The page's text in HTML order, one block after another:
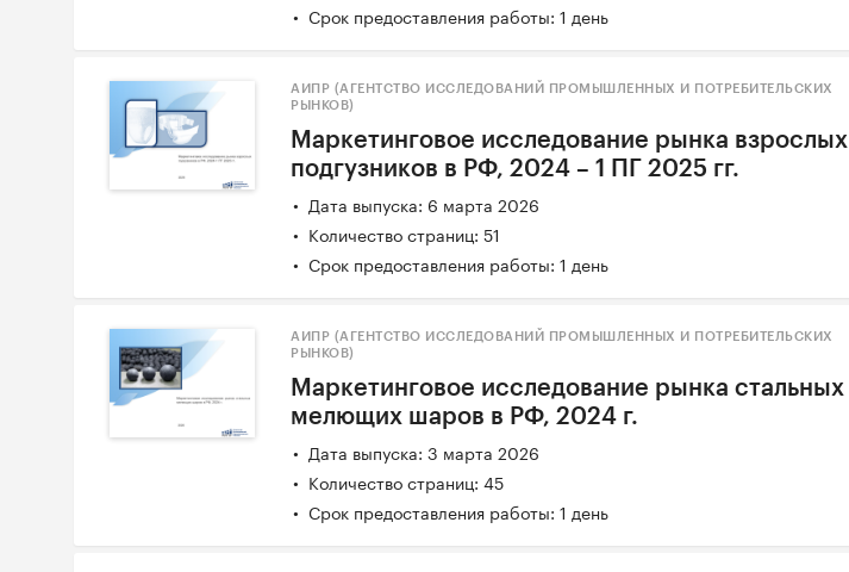
Срок предоставления работы: 1 день
АИПР (АГЕНТСТВО ИССЛЕДОВАНИЙ ПРОМЫШЛЕННЫХ И ПОТРЕБИТЕЛЬСКИХ
РЫНКОВ)
Маркетинговое исследование рынка взрослых
подгузников в РФ, 2024 – 1 ПГ 2025 гг.
Дата выпуска: 6 марта 2026
Количество страниц: 51
Срок предоставления работы: 1 день
АИПР (АГЕНТСТВО ИССЛЕДОВАНИЙ ПРОМЫШЛЕННЫХ И ПОТРЕБИТЕЛЬСКИХ
РЫНКОВ)
Маркетинговое исследование рынка стальных
мелющих шаров в РФ, 2024 г.
Дата выпуска: 3 марта 2026
Количество страниц: 45
Срок предоставления работы: 1 день